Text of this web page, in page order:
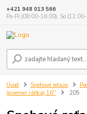
+421 948 013 566
Po-Pi (08:00-16:00), So
Úvod Snehové reťaze
(priemer ráfika) 16''
205